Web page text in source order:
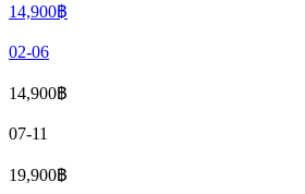
14,900฿
02-06
14,900฿
07-11
19,900฿